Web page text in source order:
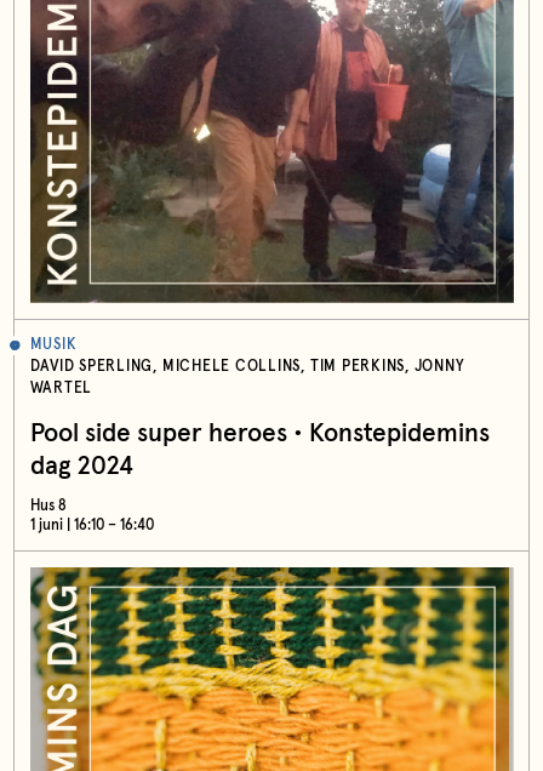
MUSIK
DAVID SPERLING, MICHELE COLLINS, TIM PERKINS, JONNY
WARTEL
Pool side super heroes • Konstepidemins
dag 2024
Hus 8
1 juni | 16:10 – 16:40